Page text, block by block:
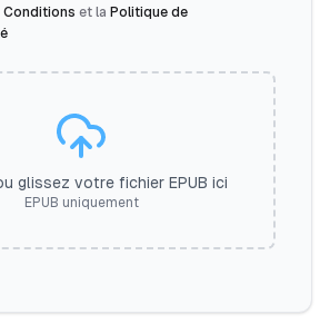
Conditions et la Politique de
glissez votre fichier EPUB ici
EPUB uniquement